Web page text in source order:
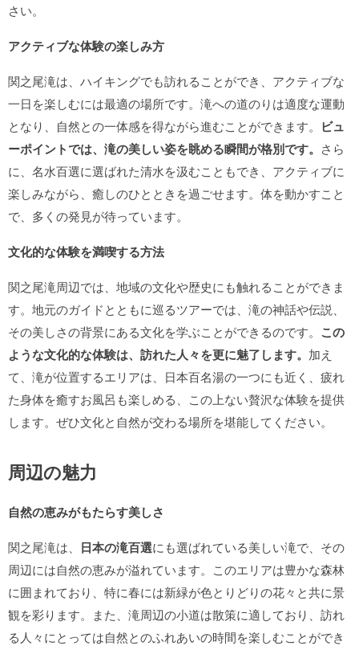
さい。
アクティブな体験の楽しみ方
関之尾滝は、ハイキングでも訪れることができ、アクティブな
一日を楽しむには最適の場所です。滝への道のりは適度な運動
となり、自然との一体感を得ながら進むことができます。 ビュ
ーポイントでは、滝の美しい姿を眺める瞬間が格別です。 さら
に、名水百選に選ばれた清水を汲むこともでき、アクティブに
楽しみながら、癒しのひとときを過ごせます。体を動かすこと
で、多くの発見が待っています。
文化的な体験を満喫する方法
関之尾滝周辺では、地域の文化や歴史にも触れることができま
す。地元のガイドとともに巡るツアーでは、滝の神話や伝説、
その美しさの背景にある文化を学ぶことができるのです。 この
ような文化的な体験は、訪れた人々を更に魅了します。 加え
て、滝が位置するエリアは、日本百名湯の一つにも近く、疲れ
た身体を癒すお風呂も楽しめる、この上ない贅沢な体験を提供
します。ぜひ文化と自然が交わる場所を堪能してください。
周辺の魅力
自然の恵みがもたらす美しさ
関之尾滝は、 日本の滝百選にも選ばれている美しい滝で、その
周辺には自然の恵みが溢れています。このエリアは豊かな森林
に囲まれており、特に春には新緑が色とりどりの花々と共に景
観を彩ります。また、滝周辺の小道は散策に適しており、訪れ
る人々にとっては自然とのふれあいの時間を楽しむことができ